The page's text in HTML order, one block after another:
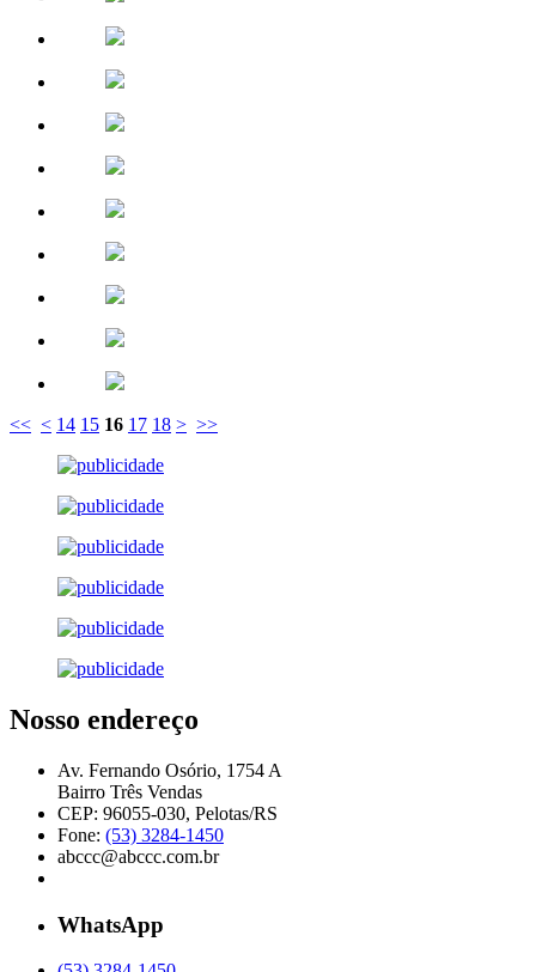
<< < 14 15 16 17 18 > >>
Nosso endereço
Av. Fernando Osório, 1754 A
Bairro Três Vendas
CEP: 96055-030, Pelotas/RS
Fone: (53) 3284-1450
abccc@abccc.com.br
WhatsApp